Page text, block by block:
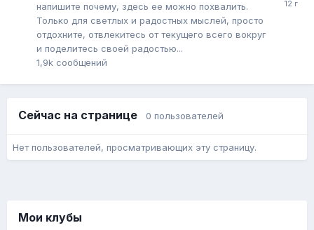
напишите почему, здесь ее можно похвалить.
Только для светлых и радостных мыслей, просто
отдохните, отвлекитесь от текущего всего вокруг
и поделитесь своей радостью...
1,9k сообщений
Сейчас на странице 0 пользователей
Нет пользователей, просматривающих эту страницу.
Мои клубы